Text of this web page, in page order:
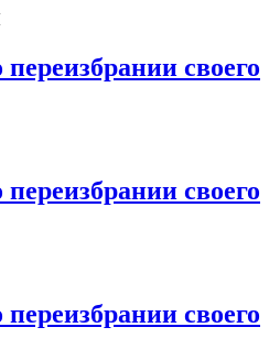
своего
своего
своего